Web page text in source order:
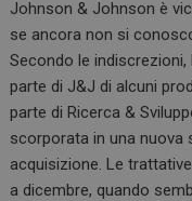
ce
b
o
o
k
ke
dI
n
Johnson & Johnson è
se ancora non si
Secondo le indiscrezioni,
parte di J&J di alcuni
parte di Ricerca &
scorporata in una nuova
acquisizione. Le
a dicembre, quando